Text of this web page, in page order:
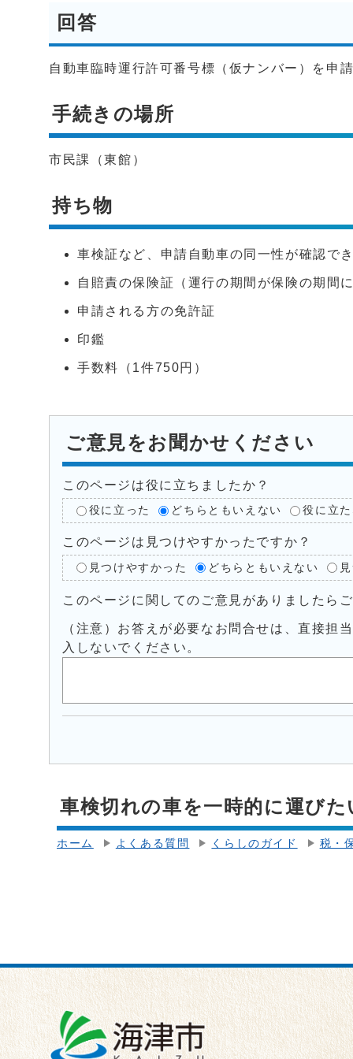
回答
自動車臨時運行許可番号標（仮ナンバー）を申
手続きの場所
市民課（東館）
持ち物
車検証など、申請自動車の同一性が確認で
自賠責の保険証（運行の期間が保険の期間
申請される方の免許証
印鑑
手数料（1件750円）
ご意見をお聞かせください
このページは役に立ちましたか？
役に立った どちらともいえない 役に立
このページは見つけやすかったですか？
見つけやすかった どちらともいえない
このページに関してのご意見がありましたら
（注意）お答えが必要なお問合せは、直接
入しないでください。
車検切れの車を一時的に運び
ホーム よくある質問 くらしのガイド 税・